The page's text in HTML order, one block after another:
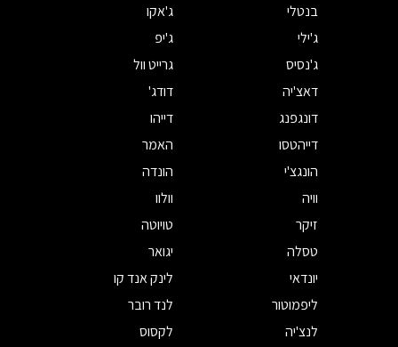
בנטלי
ג'אקו
ג'ילי
ג'יפ
ג'נסיס
גרייט וול
דאצ'יה
דודג'
דונגפנג
דייהו
דייהטסו
האמר
הונגצ'י
הונדה
וויה
וולוו
זיקר
טויוטה
טסלה
יגואר
יונדאי
לינק אנד קו
ליפמוטור
לנד רובר
לנצ'יה
לקסוס